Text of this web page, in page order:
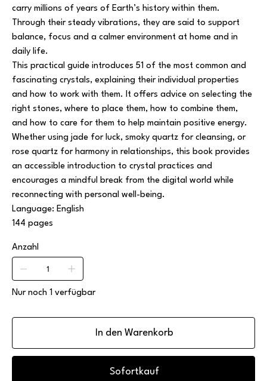
carry millions of years of Earth’s history within them.
Through their steady vibrations, they are said to support
balance, focus and a calmer environment at home and in
daily life.
This practical guide introduces 51 of the most common and
fascinating crystals, explaining their individual properties
and how to work with them. It offers advice on selecting the
right stones, where to place them, how to combine them,
and how to care for them to help maintain positive energy.
Whether using jade for luck, smoky quartz for cleansing, or
rose quartz for harmony in relationships, this book provides
an accessible introduction to crystal practices and
encourages a mindful break from the digital world while
reconnecting with personal well-being.
Language: English
144 pages
Anzahl
Nur noch 1 verfügbar
In den Warenkorb
Sofortkauf